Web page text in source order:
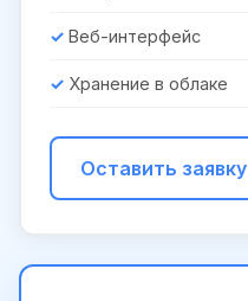
Веб-интерфейс
Хранение в облаке
Оставить заявку